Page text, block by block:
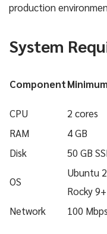
production
System
Component
CPU
2 cores
RAM
4 GB
Disk
50 GB
OS
Ubuntu
Rocky 9+
Network 100 Mbps